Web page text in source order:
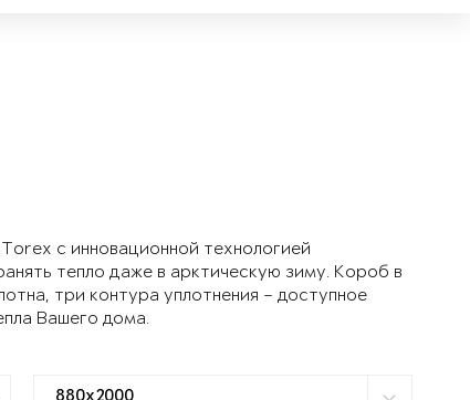
с инновационной технологией
тепло даже в арктическую зиму. Короб в
три контура уплотнения – доступное
Вашего дома.